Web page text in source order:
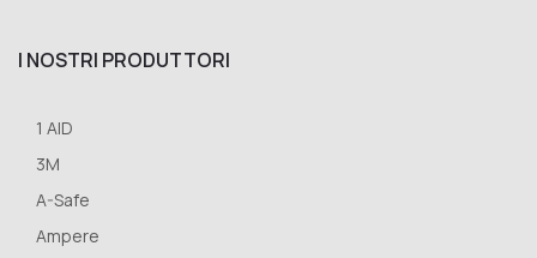
I NOSTRI PRODUTTORI
1 AID
3M
A-Safe
Ampere